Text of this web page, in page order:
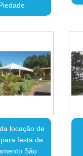
locação de
festa de
São